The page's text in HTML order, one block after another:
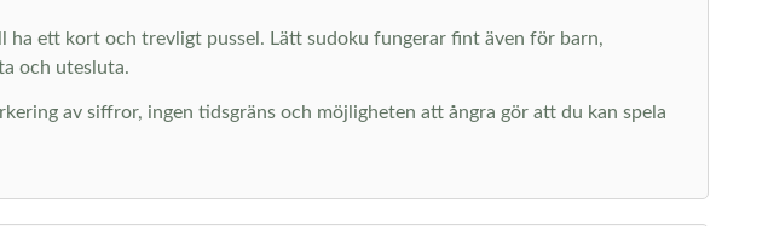
ett kort och trevligt pussel. Lätt sudoku fungerar fint även för barn,
och utesluta.
av siffror, ingen tidsgräns och möjligheten att ångra gör att du kan spela